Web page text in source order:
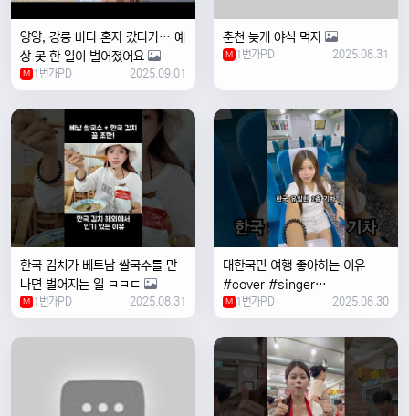
양양, 강릉 바다 혼자 갔다가… 예
상 못 한 일이 벌어졌어요
M 1번가PD 2025.09.01
춘천 늦게 야식 먹자
M 1번가PD 2025.08.31
한국 김치가 베트남 쌀국수를 만
나면 벌어지는 일 ㅋㅋㄷ
M 1번가PD 2025.08.31
대한국민 여행 좋아하는 이유
#cover #singer
#coversong #music #한국
여행 #한국
M 1번가PD 2025.08.30